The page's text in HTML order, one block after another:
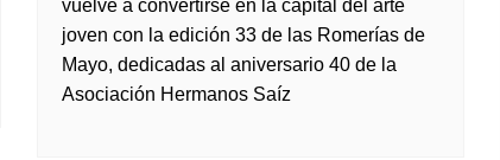
vuelve a convertirse en la capital del arte
joven con la edición 33 de las Romerías de
Mayo, dedicadas al aniversario 40 de la
Asociación Hermanos Saíz